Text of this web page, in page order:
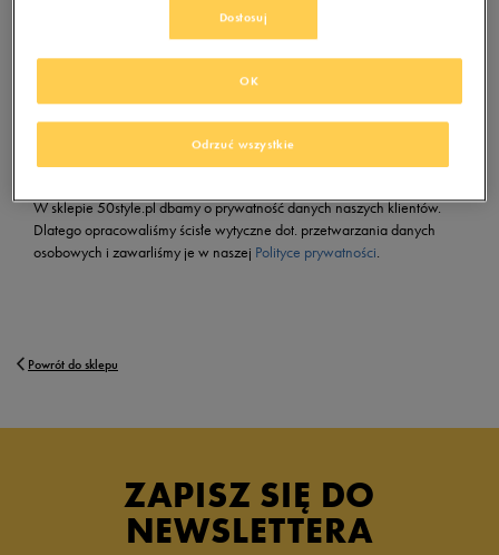
Jak sprawdzić, czy połączenie jest szyfrowane?
W sytuacjach opisanych wyżej (logowanie, składanie zamówienia,
płatności in.) adres naszego sklepu internetowego w pasku adresu
przeglądarki będzie poprzedzony napisem: https - literka "s" oznacza
W sklepie 50style.pl dbamy o prywatność danych naszych klientów.
Dlatego opracowaliśmy ścisłe wytyczne dot. przetwarzania danych
osobowych i zawarliśmy je w naszej Polityce prywatności.
Powrót do sklepu
ZAPISZ SIĘ DO
NEWSLETTERA
Dostosuj
Odrzuć wszystkie
OK